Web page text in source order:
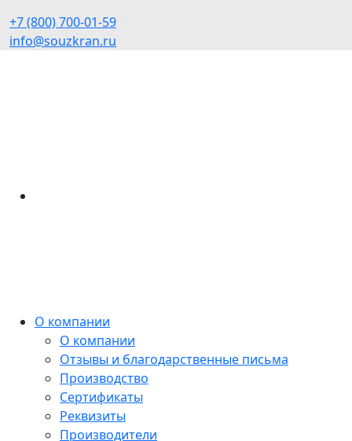
+7 (800) 700-01-59
info@souzkran.ru
О компании
О компании
Отзывы и благодарственные письма
Производство
Сертификаты
Реквизиты
Производители